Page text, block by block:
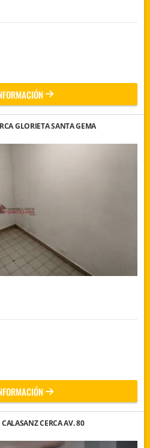
GLORIETA SANTA GEMA
CERCA AV. 80